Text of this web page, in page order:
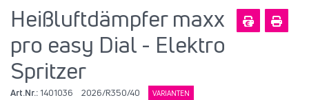
Heißluftdämpfer maxx
pro easy Dial - Elektro
Spritzer
Art.Nr.: 1401036 2026/R350/40 VARIANTEN